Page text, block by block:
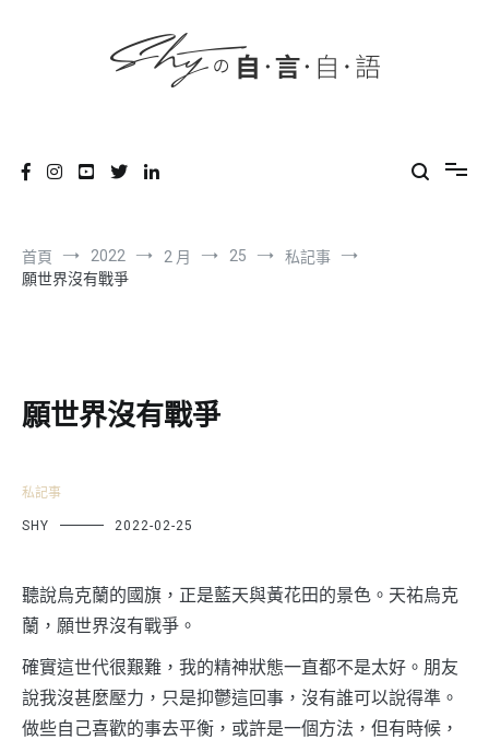
首頁 2022 2 月 25
私記事
願世界沒有戰爭
願世界沒有戰爭
私記事
SHY 2022-02-25
聽說烏克蘭的國旗，正是藍天與黃花田的景色。天祐烏克
蘭，願世界沒有戰爭。
確實這世代很艱難，我的精神狀態一直都不是太好。朋友
說我沒甚麼壓力，只是抑鬱這回事，沒有誰可以說得準。
做些自己喜歡的事去平衡，或許是一個方法，但有時候，